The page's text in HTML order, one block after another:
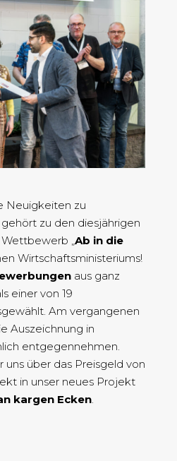
Neuigkeiten zu
zu den diesjährigen
„ Ab in die
Wirtschaftsministeriums!
aus ganz
einer von 19
Am vergangenen
Auszeichnung in
entgegennehmen.
uns über das Preisgeld von
in unser neues Projekt
kargen Ecken.